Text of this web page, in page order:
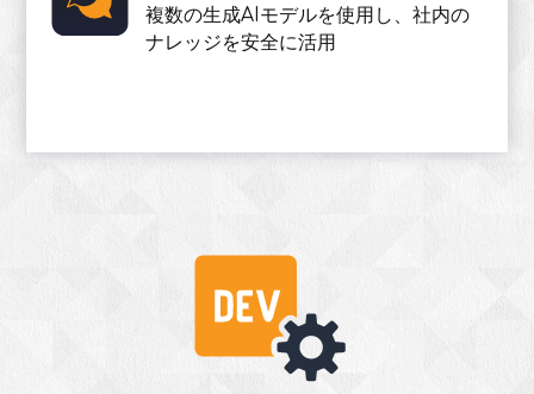
複数の生成AIモデルを使用し、社内の
ナレッジを安全に活用